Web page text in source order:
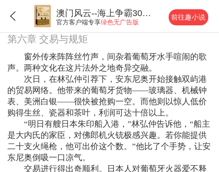
澳门风云--海上争霸300年
官方客户端专享绿色无广告版
前往趣小说
第六章 交易与规矩
窗外传来阵阵丝竹声，间杂着葡萄牙水手喧闹的歌
声。两种文化在这片法外之地奇异交融。
次日，在林弘仲引荐下，安东尼奥开始接触双屿港
的贸易网络。他带来的葡萄牙货物——玻璃器、机械钟
表、美洲白银——很快被抢购一空。而他则以惊人低价
购得生丝、瓷器和茶叶，利润可达十倍以上。
“明日有艘日本朱印船入港，”林弘仲告诉他，“船主
是大内氏的家臣，对佛郎机火铳极感兴趣。若你能提供
二十支火绳枪，他可出价这个数。”他比了个手势，让安
东尼奥倒吸一口凉气。
交易进行得出奇顺利。日本人对葡萄牙火器爱不释